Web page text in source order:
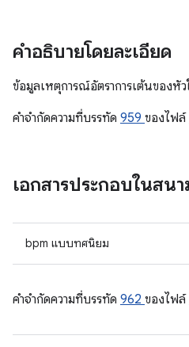
คำอธิบายโดยละเอียด
ข้อมูลเหตุการณ์อัตราการเต้นของหัว
คําจํากัดความที่บรรทัด 959 ของไฟล์
เอกสารประกอบในสนา
bpm แบบทศนิยม
คําจํากัดความที่บรรทัด 962 ของไฟล์